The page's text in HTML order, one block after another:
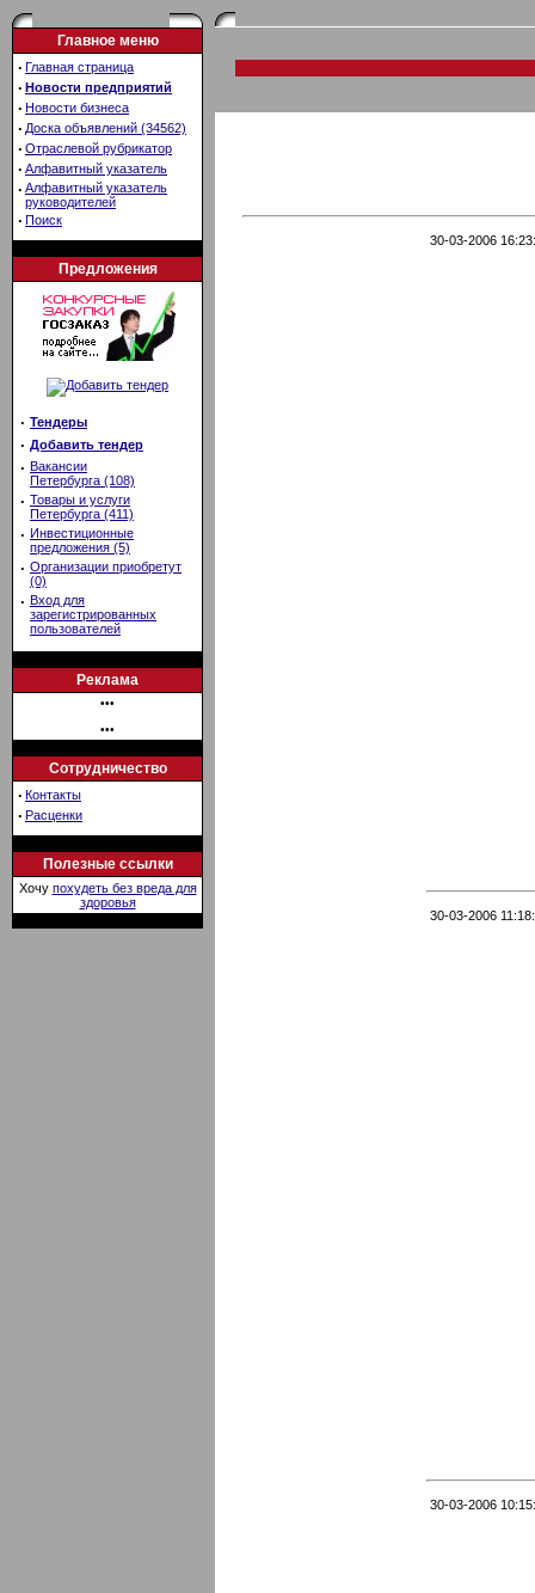
Главное меню
· Главная страница
· Новости предприятий
· Новости бизнеса
· Доска объявлений (34562)
· Отраслевой рубрикатор
· Алфавитный указатель
· Алфавитный указатель
руководителей
· Поиск
Предложения
· Тендеры
· Добавить тендер
· Вакансии
Петербурга (108)
· Товары и услуги
Петербурга (411)
· Инвестиционные
предложения (5)
· Организации приобретут
(0)
· Вход для
зарегистрированных
пользователей
Реклама
•••
•••
Сотрудничество
· Контакты
· Расценки
Полезные ссылки
Хочу похудеть без вреда для
здоровья
30-03-2006
30-03-2006
30-03-2006